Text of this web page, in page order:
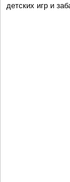
детских игр и